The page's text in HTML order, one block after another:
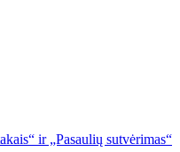
ir „Pasaulių sutvėrimas“